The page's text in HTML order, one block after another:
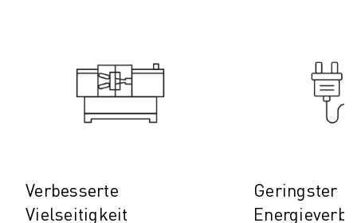
WIEDERAUFBEREITUNG
DIGITALE SERVICE TOOLS
FANUC AKADEMIE
Verbesserte
Vielseitigkeit
Geringster